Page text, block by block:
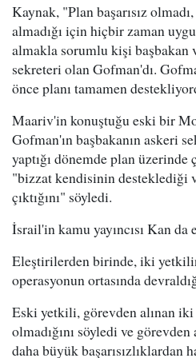
Kaynak, "Plan başarısız
almadığı için hiçbir zaman
almakla sorumlu kişi başbakan
sekreteri olan Gofman'dı.
önce planı tamamen
Maariv'in konuştuğu eski bir
Gofman'ın başbakanın askeri
yaptığı dönemde plan üzerinde
"bizzat kendisinin desteklediği
çıktığını" söyledi.
İsrail'in kamu yayıncısı Kan
Eleştirilerden birinde, iki
operasyonun ortasında
Eski yetkili, görevden alınan
olmadığını söyledi ve
daha büyük başarısızlıklardan